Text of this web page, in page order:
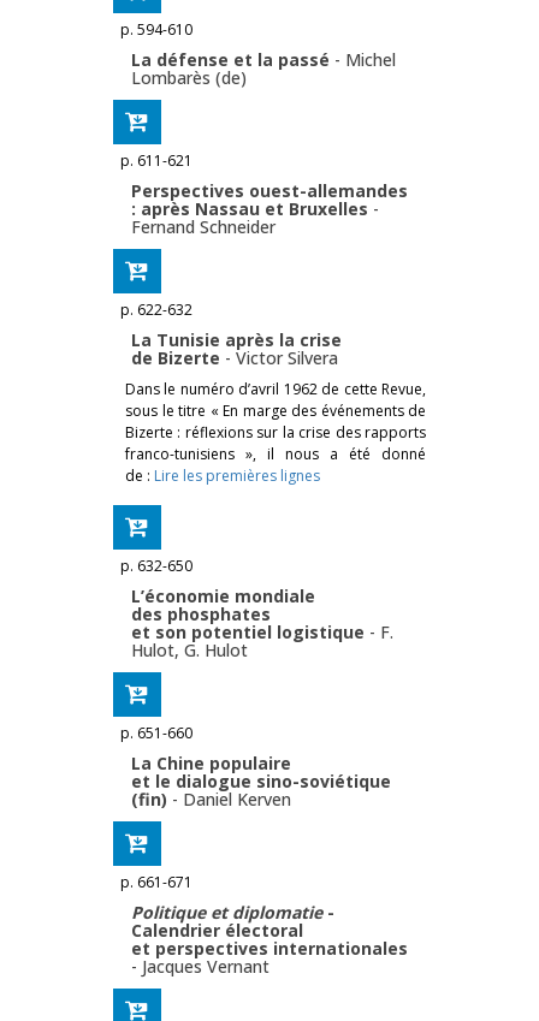
p. 594-610
La défense et la passé - Michel
Lombarès (de)
p. 611-621
Perspectives ouest-allemandes
: après Nassau et Bruxelles -
Fernand Schneider
p. 622-632
La Tunisie après la crise
de Bizerte - Victor Silvera
Dans le numéro d’avril 1962 de cette Revue,
sous le titre « En marge des événements de
Bizerte : réflexions sur la crise des rapports
franco-tunisiens », il nous a été donné
de : Lire les premières lignes
p. 632-650
L’économie mondiale
des phosphates
et son potentiel logistique - F.
Hulot, G. Hulot
p. 651-660
La Chine populaire
et le dialogue sino-soviétique
(fin) - Daniel Kerven
p. 661-671
Politique et diplomatie -
Calendrier électoral
et perspectives internationales
- Jacques Vernant